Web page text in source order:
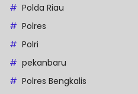
Polda Riau
Polres
Polri
pekanbaru
Polres Bengkalis